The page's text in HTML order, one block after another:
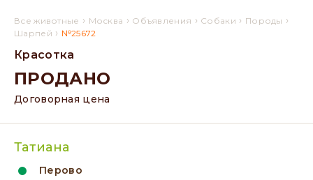
Все животные › Москва › Объявления › Собаки › Породы ›
Шарпей › №25672
Красотка
ПРОДАНО
Договорная цена
Татиана
Перово